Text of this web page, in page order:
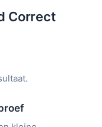
Correct